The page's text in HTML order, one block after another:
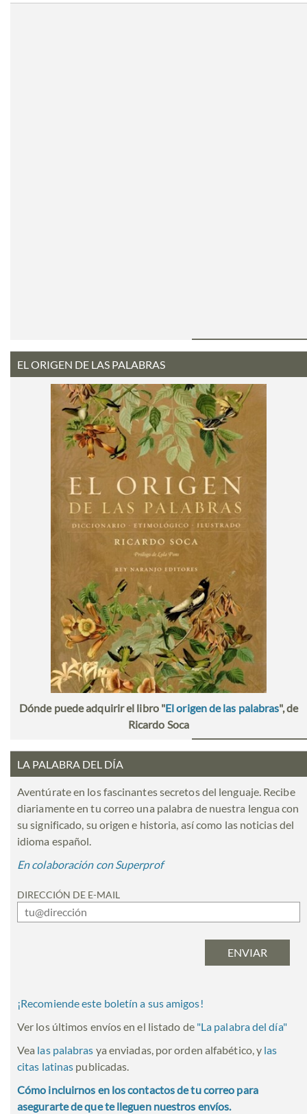
EL ORIGEN DE LAS PALABRAS
Dónde puede adquirir el libro "El origen de las palabras", de
Ricardo Soca
LA PALABRA DEL DÍA
Aventúrate en los fascinantes secretos del lenguaje. Recibe
diariamente en tu correo una palabra de nuestra lengua con
su significado, su origen e historia, así como las noticias del
idioma español.
En colaboración con Superprof
DIRECCIÓN DE E-MAIL
¡Recomiende este boletín a sus amigos!
Ver los últimos envíos en el listado de "La palabra del día"
Vea las palabras ya enviadas, por orden alfabético, y las
citas latinas publicadas.
Cómo incluirnos en los contactos de tu correo para
asegurarte de que te lleguen nuestros envíos.